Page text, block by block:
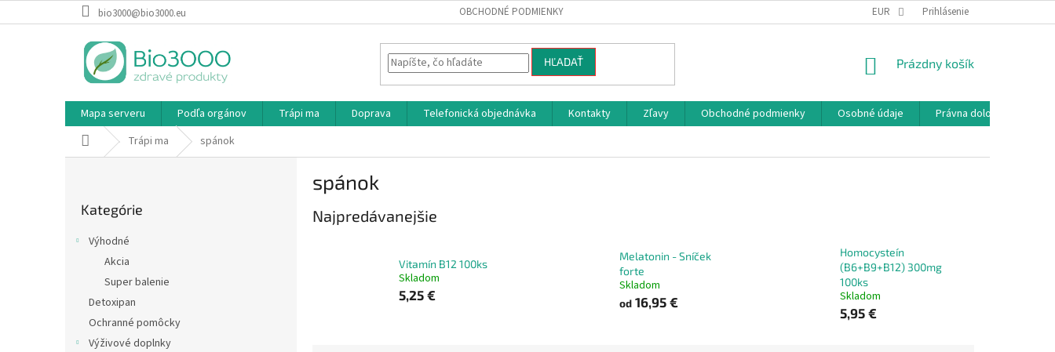
na
bio3000@bio3000.eu OBCHODNÉ PODMIENKY EUR Prihlásenie
HĽADAŤ
NÁKUPNÝ
Prázdny košík
Mapa serveru Podľa orgánov Trápi ma Doprava Telefonická objednávka Kontakty Zľavy Obchodné podmienky Osobné údaje
Právna doložka
Domov Trápi ma spánok
kategórie
Kategórie
Výhodné
Akcia
Super balenie
Detoxipan
Ochranné pomôcky
Výživové doplnky
spánok
Najpredávanejšie
Vitamín B12 100ks
Skladom
5,25 €
Melatonin - Sníček
forte
Skladom
od16,95 €
Homocysteín
(B6+B9+B12) 300mg
100ks
Skladom
5,95 €